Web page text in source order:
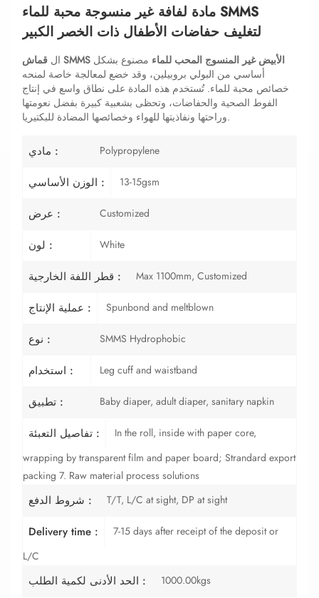
مادة لفافة غير منسوجة محبة للماء SMMS
لتغليف حفاضات الأطفال ذات الخصر الكبير
ال قماش SMMS الأبيض غير المنسوج المحب للماء مصنوع بشكل
أساسي من البولي بروبيلين، وقد خضع لمعالجة خاصة لمنحه
خصائص محبة للماء. تُستخدم هذه المادة على نطاق واسع في إنتاج
الفوط الصحية والحفاضات، وتحظى بشعبية كبيرة بفضل نعومتها
وراحتها ونفاذيتها للهواء وخصائصها المضادة للبكتيريا.
مادي : Polypropylene
الوزن الأساسي : 13-15gsm
عرض : Customized
لون : White
قطر اللفة الخارجية : Max 1100mm, Customized
عملية الإنتاج : Spunbond and meltblown
نوع : SMMS Hydrophobic
استخدام : Leg cuff and waistband
تطبيق : Baby diaper, adult diaper, sanitary napkin
تفاصيل التعبئة :
In the roll, inside with paper core,
wrapping by transparent film and paper board; Strandard export
packing 7. Raw material process solutions
شروط الدفع : T/T, L/C at sight, DP at sight
Delivery time :
7-15 days after receipt of the deposit or
L/C
الحد الأدنى لكمية الطلب : 1000.00kgs